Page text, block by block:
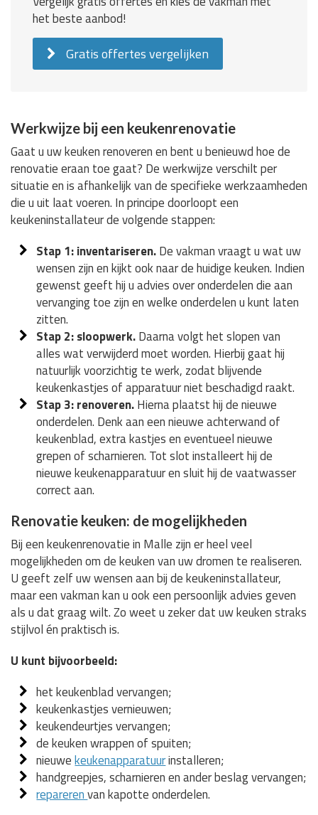
het beste aanbod!
Gratis offertes vergelijken
Werkwijze bij een keukenrenovatie
Gaat u uw keuken renoveren en bent u benieuwd hoe de
renovatie eraan toe gaat? De werkwijze verschilt per
situatie en is afhankelijk van de specifieke werkzaamheden
die u uit laat voeren. In principe doorloopt een
keukeninstallateur de volgende stappen:
Stap 1: inventariseren.De vakman vraagt u wat uw
wensen zijn en kijkt ook naar de huidige keuken. Indien
gewenst geeft hij u advies over onderdelen die aan
vervanging toe zijn en welke onderdelen u kunt laten
zitten.
Stap 2: sloopwerk.Daarna volgt het slopen van
alles wat verwijderd moet worden. Hierbij gaat hij
natuurlijk voorzichtig te werk, zodat blijvende
keukenkastjes of apparatuur niet beschadigd raakt.
Stap 3: renoveren.Hierna plaatst hij de nieuwe
onderdelen. Denk aan een nieuwe achterwand of
keukenblad, extra kastjes en eventueel nieuwe
grepen of scharnieren. Tot slot installeert hij de
nieuwe keukenapparatuur en sluit hij de vaatwasser
correct aan.
Renovatie keuken: de mogelijkheden
Bij een keukenrenovatie in Malle zijn er heel veel
mogelijkheden om de keuken van uw dromen te realiseren.
U geeft zelf uw wensen aan bij de keukeninstallateur,
maar een vakman kan u ook een persoonlijk advies geven
als u dat graag wilt. Zo weet u zeker dat uw keuken straks
stijlvol én praktisch is.
U kunt bijvoorbeeld:
het keukenblad vervangen;
keukenkastjes vernieuwen;
keukendeurtjes vervangen;
de keuken wrappen of spuiten;
nieuwekeukenapparatuurinstalleren;
handgreepjes, scharnieren en ander beslag vervangen;
reparerenvan kapotte onderdelen.